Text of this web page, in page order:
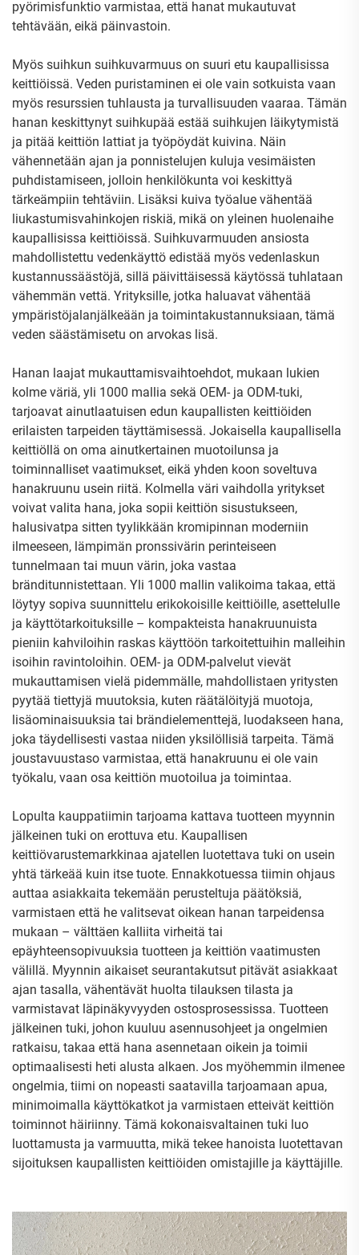
pyörimisfunktio varmistaa, että hanat mukautuvat
tehtävään, eikä päinvastoin.
Myös suihkun suihkuvarmuus on suuri etu kaupallisissa
keittiöissä. Veden puristaminen ei ole vain sotkuista vaan
myös resurssien tuhlausta ja turvallisuuden vaaraa. Tämän
hanan keskittynyt suihkupää estää suihkujen läikytymistä
ja pitää keittiön lattiat ja työpöydät kuivina. Näin
vähennetään ajan ja ponnistelujen kuluja vesimäisten
puhdistamiseen, jolloin henkilökunta voi keskittyä
tärkeämpiin tehtäviin. Lisäksi kuiva työalue vähentää
liukastumisvahinkojen riskiä, mikä on yleinen huolenaihe
kaupallisissa keittiöissä. Suihkuvarmuuden ansiosta
mahdollistettu vedenkäyttö edistää myös vedenlaskun
kustannussäästöjä, sillä päivittäisessä käytössä tuhlataan
vähemmän vettä. Yrityksille, jotka haluavat vähentää
ympäristöjalanjälkeään ja toimintakustannuksiaan, tämä
veden säästämisetu on arvokas lisä.
Hanan laajat mukauttamisvaihtoehdot, mukaan lukien
kolme väriä, yli 1000 mallia sekä OEM- ja ODM-tuki,
tarjoavat ainutlaatuisen edun kaupallisten keittiöiden
erilaisten tarpeiden täyttämisessä. Jokaisella kaupallisella
keittiöllä on oma ainutkertainen muotoilunsa ja
toiminnalliset vaatimukset, eikä yhden koon soveltuva
hanakruunu usein riitä. Kolmella väri vaihdolla yritykset
voivat valita hana, joka sopii keittiön sisustukseen,
halusivatpa sitten tyylikkään kromipinnan moderniin
ilmeeseen, lämpimän pronssivärin perinteiseen
tunnelmaan tai muun värin, joka vastaa
bränditunnistettaan. Yli 1000 mallin valikoima takaa, että
löytyy sopiva suunnittelu erikokoisille keittiöille, asettelulle
ja käyttötarkoituksille – kompakteista hanakruunuista
pieniin kahviloihin raskas käyttöön tarkoitettuihin malleihin
isoihin ravintoloihin. OEM- ja ODM-palvelut vievät
mukauttamisen vielä pidemmälle, mahdollistaen yritysten
pyytää tiettyjä muutoksia, kuten räätälöityjä muotoja,
lisäominaisuuksia tai brändielementtejä, luodakseen hana,
joka täydellisesti vastaa niiden yksilöllisiä tarpeita. Tämä
joustavuustaso varmistaa, että hanakruunu ei ole vain
työkalu, vaan osa keittiön muotoilua ja toimintaa.
Lopulta kauppatiimin tarjoama kattava tuotteen myynnin
jälkeinen tuki on erottuva etu. Kaupallisen
keittiövarustemarkkinaa ajatellen luotettava tuki on usein
yhtä tärkeää kuin itse tuote. Ennakkotuessa tiimin ohjaus
auttaa asiakkaita tekemään perusteltuja päätöksiä,
varmistaen että he valitsevat oikean hanan tarpeidensa
mukaan – välttäen kalliita virheitä tai
epäyhteensopivuuksia tuotteen ja keittiön vaatimusten
välillä. Myynnin aikaiset seurantakutsut pitävät asiakkaat
ajan tasalla, vähentävät huolta tilauksen tilasta ja
varmistavat läpinäkyvyyden ostosprosessissa. Tuotteen
jälkeinen tuki, johon kuuluu asennusohjeet ja ongelmien
ratkaisu, takaa että hana asennetaan oikein ja toimii
optimaalisesti heti alusta alkaen. Jos myöhemmin ilmenee
ongelmia, tiimi on nopeasti saatavilla tarjoamaan apua,
minimoimalla käyttökatkot ja varmistaen etteivät keittiön
toiminnot häiriinny. Tämä kokonaisvaltainen tuki luo
luottamusta ja varmuutta, mikä tekee hanoista luotettavan
sijoituksen kaupallisten keittiöiden omistajille ja käyttäjille.